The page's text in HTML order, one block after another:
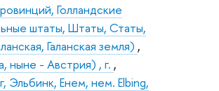
Голландские
штаты, Штаты, Статы,
Галанская земля) ,
ныне - Австрия) , г. ,
Эльбинк, Eнем, нем. Elbing,